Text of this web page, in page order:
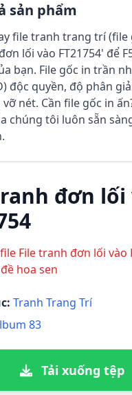
sản phẩm
file tranh trang trí (file
lối vào FT21754' để
bạn. File gốc in trần
độc quyền, độ phân
nét. Cần file gốc in
chúng tôi luôn sẵn
đơn lối
File tranh đơn lối vào
hoa sen
Tranh Trang Trí
83
Tải xuống tệp